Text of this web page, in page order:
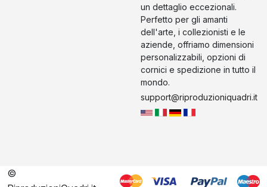
un dettaglio eccezionali.
Perfetto per gli amanti
dell'arte, i collezionisti e le
aziende, offriamo dimensioni
personalizzabili, opzioni di
cornici e spedizione in tutto il
mondo.
support@riproduzioniquadri.it
©